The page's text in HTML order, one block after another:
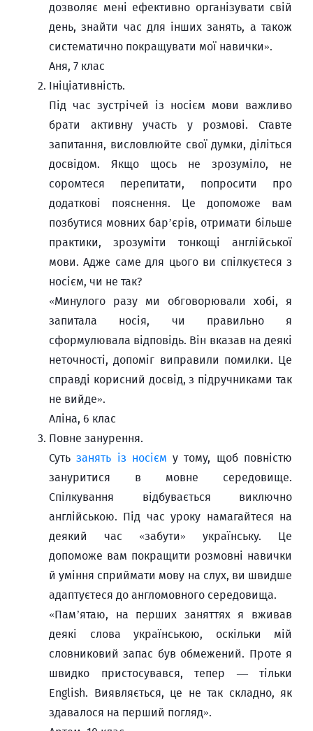
дозволяє мені ефективно організувати свій
день, знайти час для інших занять, а також
систематично покращувати мої навички».
Аня, 7 клас
Ініціативність.
Під час зустрічей із носієм мови важливо
брати активну участь у розмові. Ставте
запитання, висловлюйте свої думки, діліться
досвідом. Якщо щось не зрозуміло, не
соромтеся перепитати, попросити про
додаткові пояснення. Це допоможе вам
позбутися мовних бар’єрів, отримати більше
практики, зрозуміти тонкощі англійської
мови. Адже саме для цього ви спілкуєтеся з
носієм, чи не так?
«Минулого разу ми обговорювали хобі, я
запитала носія, чи правильно я
сформулювала відповідь. Він вказав на деякі
неточності, допоміг виправили помилки. Це
справді корисний досвід, з підручниками так
не вийде».
Аліна, 6 клас
Повне занурення.
Сутьзанять із носієм у тому, щоб повністю
зануритися в мовне середовище.
Спілкування відбувається виключно
англійською. Під час уроку намагайтеся на
деякий час «забути» українську. Це
допоможе вам покращити розмовні навички
й уміння сприймати мову на слух, ви швидше
адаптуєтеся до англомовного середовища.
«Пам’ятаю, на перших заняттях я вживав
деякі слова українською, оскільки мій
словниковий запас був обмежений. Проте я
швидко пристосувався, тепер — тільки
English. Виявляється, це не так складно, як
здавалося на перший погляд».